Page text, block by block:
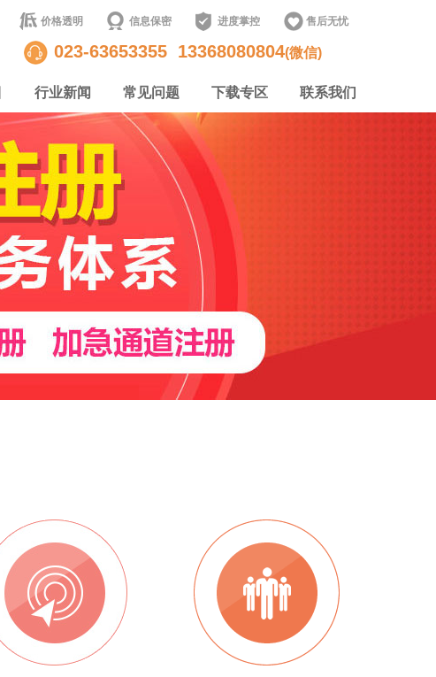
价格透明 信息保密 进度掌控 售后无忧
023-63653355 13368080804(微信)
行业新闻 常见问题 下载专区 联系我们